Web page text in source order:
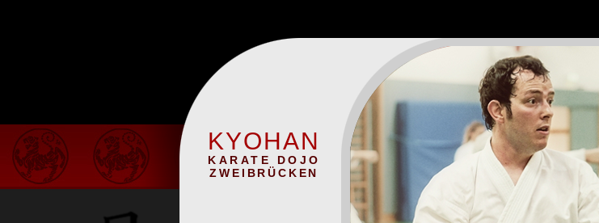
KYOHAN
KARATE DOJO
ZWEIBRÜCKEN